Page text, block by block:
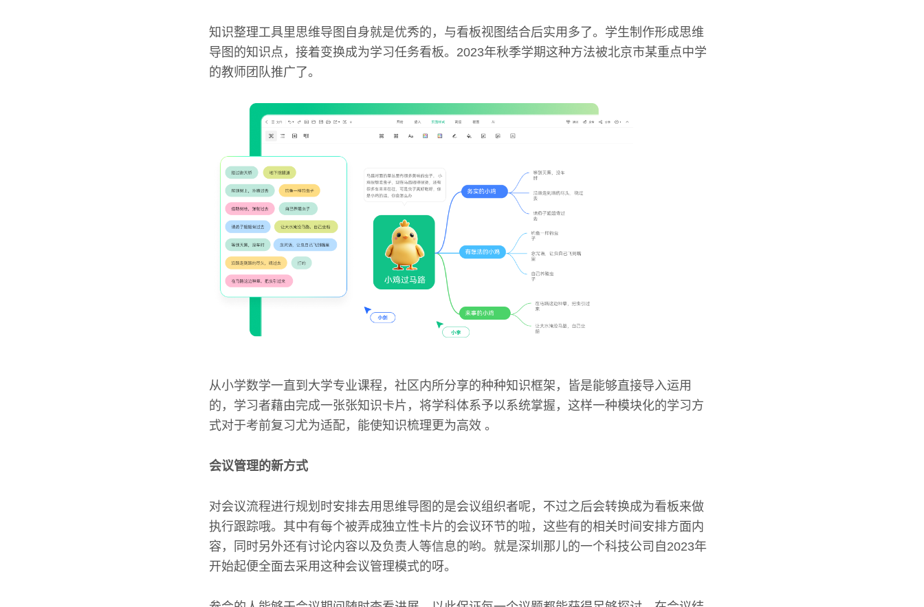
知识整理工具里思维导图自身就是优秀的，与看板视图结合后实用多了。学生制作形成思维
导图的知识点，接着变换成为学习任务看板。2023年秋季学期这种方法被北京市某重点中学
的教师团队推广了。
从小学数学一直到大学专业课程，社区内所分享的种种知识框架，皆是能够直接导入运用
的，学习者藉由完成一张张知识卡片，将学科体系予以系统掌握，这样一种模块化的学习方
式对于考前复习尤为适配，能使知识梳理更为高效 。
会议管理的新方式
对会议流程进行规划时安排去用思维导图的是会议组织者呢，不过之后会转换成为看板来做
执行跟踪哦。其中有每个被弄成独立性卡片的会议环节的啦，这些有的相关时间安排方面内
容，同时另外还有讨论内容以及负责人等信息的哟。就是深圳那儿的一个科技公司自2023年
开始起便全面去采用这种会议管理模式的呀。